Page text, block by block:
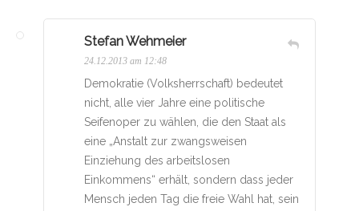
Stefan Wehmeier
24.12.2013 am 12:48
Demokratie (Volksherrschaft) bedeutet
nicht, alle vier Jahre eine politische
Seifenoper zu wählen, die den Staat als
eine „Anstalt zur zwangsweisen
Einziehung des arbeitslosen
Einkommens“ erhält, sondern dass jeder
Mensch jeden Tag die freie Wahl hat, sein